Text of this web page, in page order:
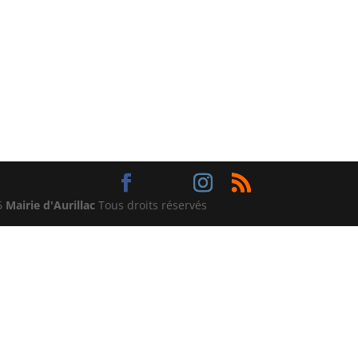
Mairie d'Aurillac Tous droits réservés